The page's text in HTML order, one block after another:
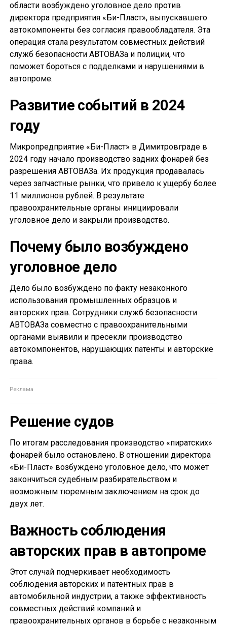
области возбуждено уголовное дело против
директора предприятия «Би-Пласт», выпускавшего
автокомпоненты без согласия правообладателя. Эта
операция стала результатом совместных действий
служб безопасности АВТОВАЗа и полиции, что
поможет бороться с подделками и нарушениями в
автопроме.
Развитие событий в 2024
году
Микропредприятие «Би-Пласт» в Димитровграде в
2024 году начало производство задних фонарей без
разрешения АВТОВАЗа. Их продукция продавалась
через запчастные рынки, что привело к ущербу более
11 миллионов рублей. В результате
правоохранительные органы инициировали
уголовное дело и закрыли производство.
Почему было возбуждено
уголовное дело
Дело было возбуждено по факту незаконного
использования промышленных образцов и
авторских прав. Сотрудники служб безопасности
АВТОВАЗа совместно с правоохранительными
органами выявили и пресекли производство
автокомпонентов, нарушающих патенты и авторские
права.
Решение судов
По итогам расследования производство «пиратских»
фонарей было остановлено. В отношении директора
«Би-Пласт» возбуждено уголовное дело, что может
закончиться судебным разбирательством и
возможным тюремным заключением на срок до
двух лет.
Важность соблюдения
авторских прав в автопроме
Этот случай подчеркивает необходимость
соблюдения авторских и патентных прав в
автомобильной индустрии, а также эффективность
совместных действий компаний и
правоохранительных органов в борьбе с незаконным